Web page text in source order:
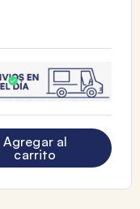
Agregar al
carrito